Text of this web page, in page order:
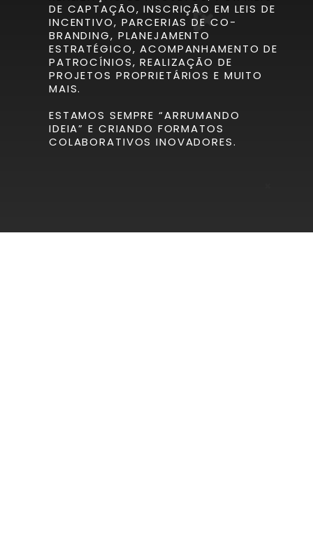
DE CAPTAÇÃO, INSCRIÇÃO EM LEIS DE
INCENTIVO, PARCERIAS DE CO-
BRANDING, PLANEJAMENTO
ESTRATÉGICO, ACOMPANHAMENTO DE
PATROCÍNIOS, REALIZAÇÃO DE
PROJETOS PROPRIETÁRIOS E MUITO
MAIS.
ESTAMOS SEMPRE “ARRUMANDO
IDEIA” E CRIANDO FORMATOS
COLABORATIVOS INOVADORES.